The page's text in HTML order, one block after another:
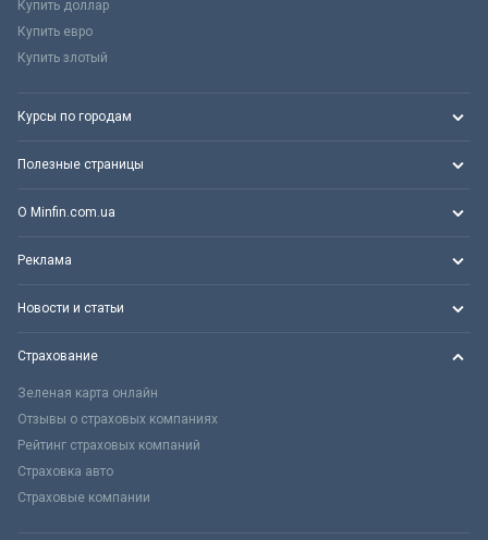
Купить доллар
Купить евро
Купить злотый
Курсы по городам
Полезные страницы
О Minfin.com.ua
Реклама
Новости и статьи
Страхование
Зеленая карта онлайн
Отзывы о страховых компаниях
Рейтинг страховых компаний
Страховка авто
Страховые компании